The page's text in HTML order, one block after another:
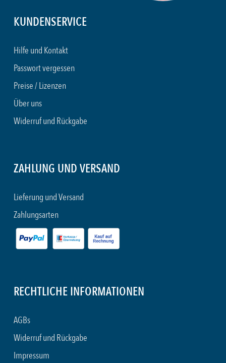
KUNDENSERVICE
Hilfe und Kontakt
Passwort vergessen
Preise / Lizenzen
Über uns
Widerruf und Rückgabe
ZAHLUNG UND VERSAND
Lieferung und Versand
Zahlungsarten
RECHTLICHE INFORMATIONEN
AGBs
Widerruf und Rückgabe
Impressum